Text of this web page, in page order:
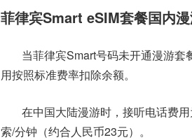
菲律宾Smart eSIM套餐国内漫
当菲律宾Smart号码未开通漫游
用按照标准费率扣除余额。
在中国大陆漫游时，接听电话费
索/分钟（约合人民币23元）。